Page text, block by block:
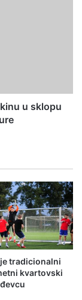
u sklopu
tradicionalni
kvartovski